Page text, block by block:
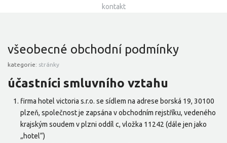
kontakt
všeobecné obchodní podmínky
kategorie: stránky
účastníci smluvního vztahu
firma hotel victoria s.r.o. se sídlem na adrese borská 19, 30100
plzeň, společnost je zapsána v obchodním rejstříku, vedeného
krajským soudem v plzni oddíl c, vložka 11242 (dále jen jako
„hotel“)